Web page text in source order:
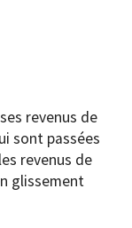
revenus de
sont passées
revenus de
glissement